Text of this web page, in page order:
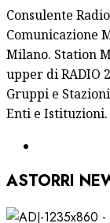
Consulente
Comunicazione
Milano. Station
upper di RADIO
Gruppi e
Enti e Istituzioni.
ASTORRI